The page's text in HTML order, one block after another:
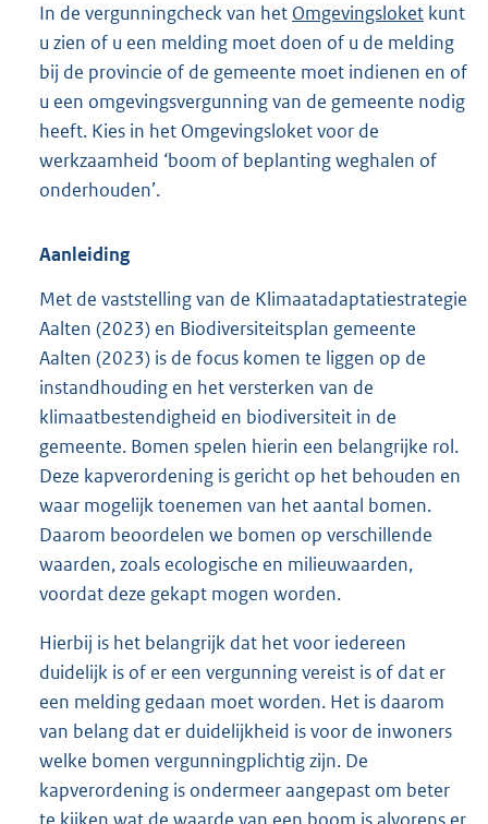
t
e
r
n
e
l
i
k
In de vergunningcheck van het Omgevingsloket kunt
u zien of u een melding moet doen of u de melding
bij de provincie of de gemeente moet indienen en of
u een omgevingsvergunning van de gemeente nodig
heeft. Kies in het Omgevingsloket voor de
werkzaamheid ‘boom of beplanting weghalen of
onderhouden’.
Aanleiding
Met de vaststelling van de Klimaatadaptatiestrategie
Aalten (2023) en Biodiversiteitsplan gemeente
Aalten (2023) is de focus komen te liggen op de
instandhouding en het versterken van de
klimaatbestendigheid en biodiversiteit in de
gemeente. Bomen spelen hierin een belangrijke rol.
Deze kapverordening is gericht op het behouden en
waar mogelijk toenemen van het aantal bomen.
Daarom beoordelen we bomen op verschillende
waarden, zoals ecologische en milieuwaarden,
voordat deze gekapt mogen worden.
Hierbij is het belangrijk dat het voor iedereen
duidelijk is of er een vergunning vereist is of dat er
een melding gedaan moet worden. Het is daarom
van belang dat er duidelijkheid is voor de inwoners
welke bomen vergunningplichtig zijn. De
kapverordening is ondermeer aangepast om beter